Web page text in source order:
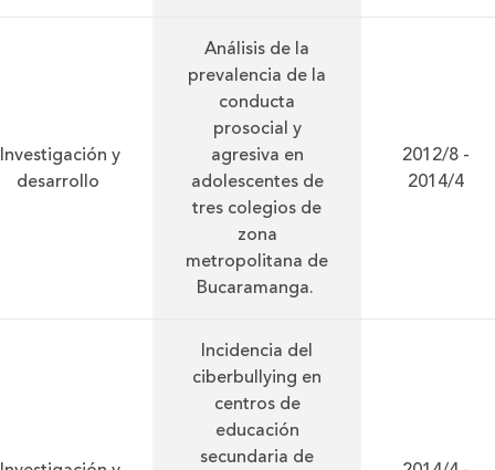
Investigación y
desarrollo
Análisis de la
prevalencia de la
conducta
prosocial y
agresiva en
adolescentes de
tres colegios de
zona
metropolitana de
Bucaramanga.
2012/8 -
2014/4
Incidencia del
ciberbullying en
centros de
educación
secundaria de